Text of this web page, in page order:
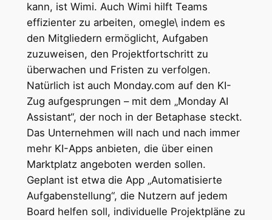
kann, ist Wimi. Auch Wimi hilft Teams
effizienter zu arbeiten, omegle\ indem es
den Mitgliedern ermöglicht, Aufgaben
zuzuweisen, den Projektfortschritt zu
überwachen und Fristen zu verfolgen.
Natürlich ist auch Monday.com auf den KI-
Zug aufgesprungen – mit dem „Monday AI
Assistant“, der noch in der Betaphase steckt.
Das Unternehmen will nach und nach immer
mehr KI-Apps anbieten, die über einen
Marktplatz angeboten werden sollen.
Geplant ist etwa die App „Automatisierte
Aufgabenstellung“, die Nutzern auf jedem
Board helfen soll, individuelle Projektpläne zu